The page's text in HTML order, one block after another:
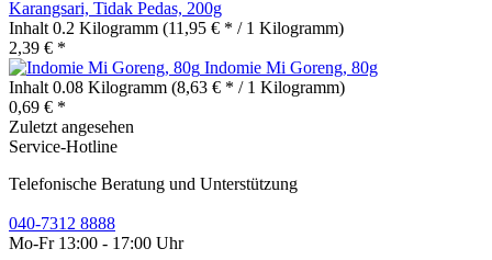
Karangsari, Tidak Pedas, 200g
Inhalt 0.2 Kilogramm (11,95 € * / 1 Kilogramm)
2,39 € *
Indomie Mi Goreng, 80g
Inhalt 0.08 Kilogramm (8,63 € * / 1 Kilogramm)
0,69 € *
Zuletzt angesehen
Service-Hotline
Telefonische Beratung und Unterstützung
040-7312 8888
Mo-Fr 13:00 - 17:00 Uhr